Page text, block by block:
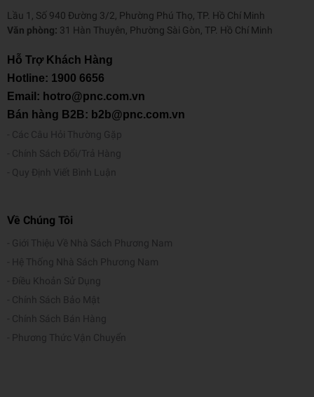
Lầu 1, Số 940 Đường 3/2, Phường Phú Thọ, TP. Hồ Chí Minh
Văn phòng: 31 Hàn Thuyên, Phường Sài Gòn, TP. Hồ Chí Minh
Hỗ Trợ Khách Hàng
Hotline: 1900 6656
Email: hotro@pnc.com.vn
Bán hàng B2B: b2b@pnc.com.vn
Các Câu Hỏi Thường Gặp
Chính Sách Đổi/Trả Hàng
Quy Định Viết Bình Luận
Về Chúng Tôi
Giới Thiệu Về Nhà Sách Phương Nam
Hệ Thống Nhà Sách Phương Nam
Điều Khoản Sử Dụng
Chính Sách Bảo Mật
Chính Sách Bán Hàng
Phương Thức Vận Chuyển